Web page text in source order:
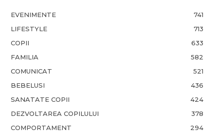
EVENIMENTE
741
LIFESTYLE
713
COPII
633
FAMILIA
582
COMUNICAT
521
BEBELUSI
436
SANATATE COPII
424
DEZVOLTAREA COPILULUI
378
COMPORTAMENT
294